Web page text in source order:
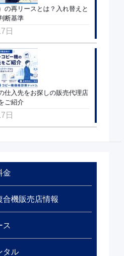
の再リースとは？入れ替えと
断基準
日
仕入先をお探しの販売代理店
ご紹介
日
金
合機販売店情報
ス
タル